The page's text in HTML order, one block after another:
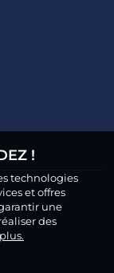
!
technologies
et offres
une
des